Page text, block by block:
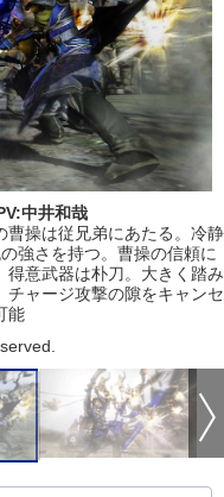
中井和哉
操は従兄弟にあたる。冷静
強さを持つ。曹操の信頼に
得意武器は朴刀。大きく踏み
ャージ攻撃の隙をキャンセ
能